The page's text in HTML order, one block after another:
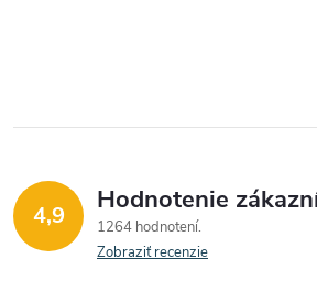
l
d
a
4,9 Hodnotenie
1264 hodnotení
Zobraziť recenzie